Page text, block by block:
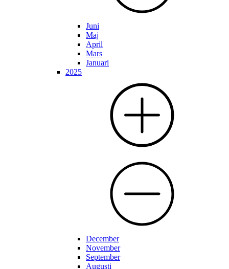
Juni
Maj
April
Mars
Januari
2025
December
November
September
Augusti